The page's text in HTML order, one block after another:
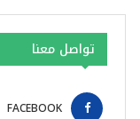
تواصل معنا
FACEBOOK